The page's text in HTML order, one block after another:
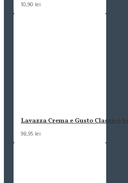
10,90 lei
Lavazza Crema e Gusto Classico
98,95 lei